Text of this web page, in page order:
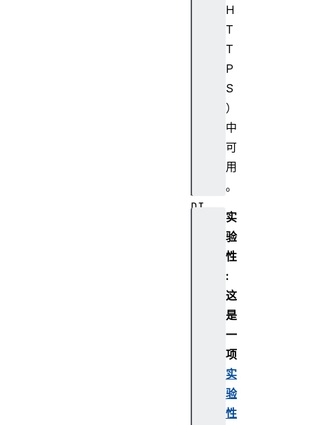
H
T
T
P
S
）
中
可
用
。
实
验
性
:
这
是
一
项
实
验
性
DI